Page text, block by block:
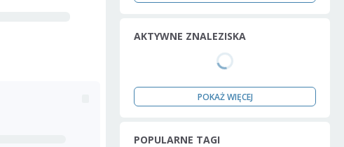
AKTYWNE ZNALEZISKA
POKAŻ WIĘCEJ
POPULARNE TAGI